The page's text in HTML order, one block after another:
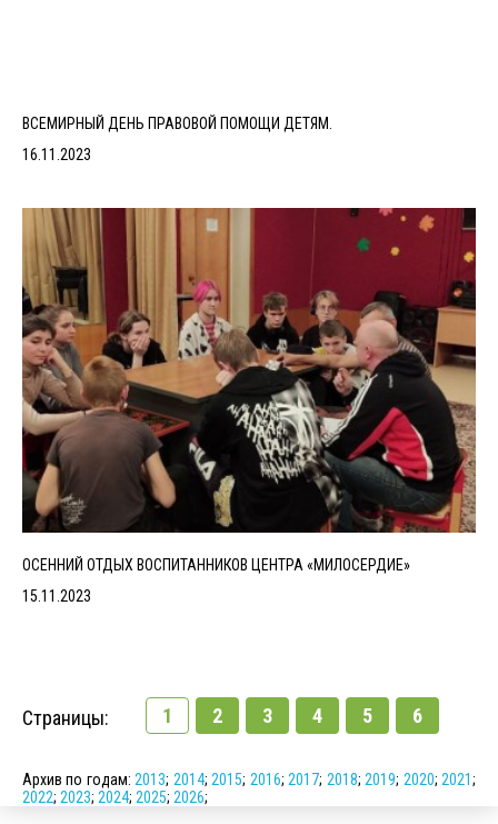
ВСЕМИРНЫЙ ДЕНЬ ПРАВОВОЙ ПОМОЩИ ДЕТЯМ.
16.11.2023
ОСЕННИЙ ОТДЫХ ВОСПИТАННИКОВ ЦЕНТРА «МИЛОСЕРДИЕ»
15.11.2023
Страницы: 1 2 3 4 5 6
Архив по годам: 2013; 2014; 2015; 2016; 2017; 2018; 2019; 2020; 2021;
2022; 2023; 2024; 2025; 2026;